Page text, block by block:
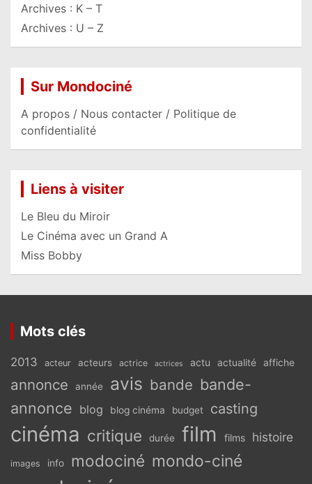
Archives : K – T
Archives : U – Z
Sur Mondociné
A propos / Nous contacter / Politique de
confidentialité
Liens à visiter
Le Bleu du Miroir
Le Cinéma avec un Grand A
Miss Bobby
Mots clés
2013 acteur acteurs actrice actrices actu actualité affiche
annonce année avis bande bande-
annonce blog blog cinéma budget casting
cinéma critique durée film films histoire
images info modociné mondo-ciné